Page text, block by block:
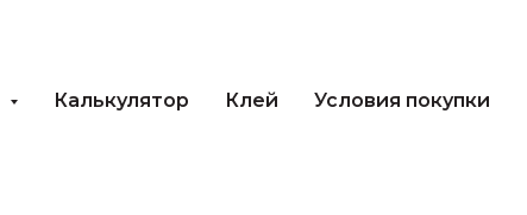
Калькулятор Клей Условия покупки